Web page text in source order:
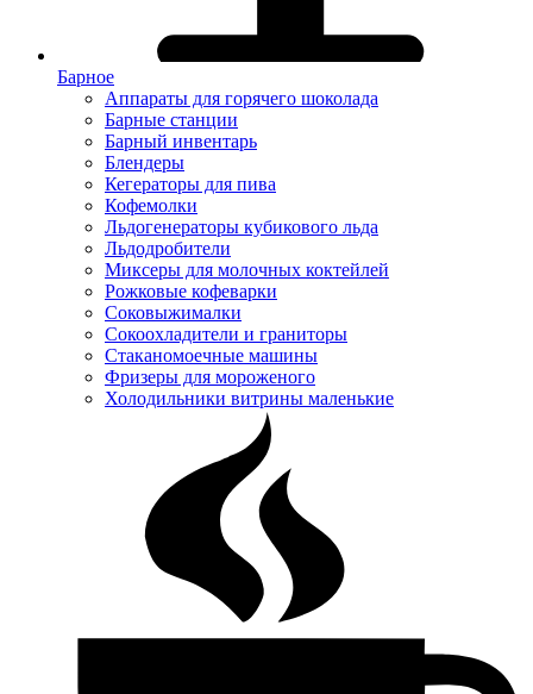
Барное
Аппараты для горячего шоколада
Барные станции
Барный инвентарь
Блендеры
Кегераторы для пива
Кофемолки
Льдогенераторы кубикового льда
Льдодробители
Миксеры для молочных коктейлей
Рожковые кофеварки
Соковыжималки
Сокоохладители и граниторы
Стаканомоечные машины
Фризеры для мороженого
Холодильники витрины маленькие